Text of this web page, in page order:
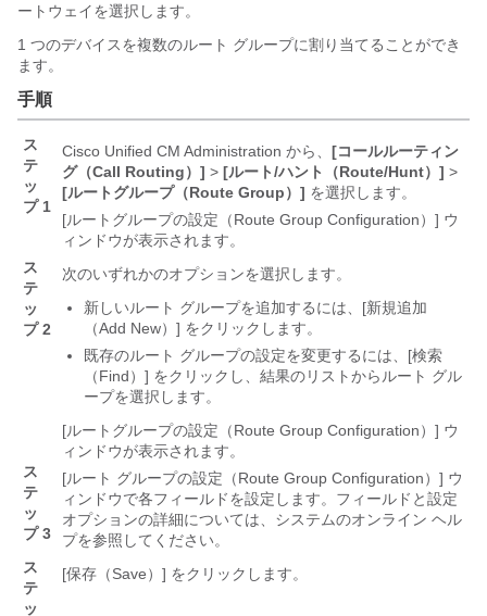
ートウェイを選択します。
1 つのデバイスを複数のルート グループに割り当てることができ
ます。
手順
ス
テ
ッ
プ 1
Cisco Unified CM Administration から、 [コールルーティン
グ（Call Routing）] > [ルート/ハント（Route/Hunt）] >
[ルートグループ（Route Group）] を選択します。
[ルートグループの設定（Route Group Configuration）] ウ
ィンドウが表示されます。
ス
テ
ッ
プ 2
次のいずれかのオプションを選択します。
新しいルート グループを追加するには、[新規追加
（Add New）] をクリックします。
既存のルート グループの設定を変更するには、[検索
（Find）] をクリックし、結果のリストからルート グル
ープを選択します。
[ルートグループの設定（Route Group Configuration）] ウ
ィンドウが表示されます。
ス
テ
ッ
プ 3
[ルート グループの設定（Route Group Configuration）] ウ
ィンドウで各フィールドを設定します。フィールドと設定
オプションの詳細については、システムのオンライン ヘル
プを参照してください。
ス
テ
ッ
[保存（Save）] をクリックします。